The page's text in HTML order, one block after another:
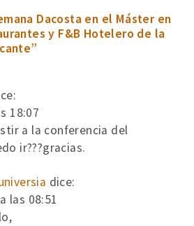
Dacosta en el Máster en
y F&B Hotelero de la
18:07
a la conferencia del
ir???gracias.
dice:
las 08:51